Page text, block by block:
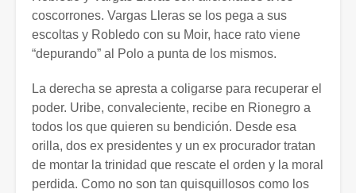
coscorrones. Vargas Lleras se los pega a sus
escoltas y Robledo con su Moir, hace rato viene
“depurando” al Polo a punta de los mismos.
La derecha se apresta a coligarse para recuperar el
poder. Uribe, convaleciente, recibe en Rionegro a
todos los que quieren su bendición. Desde esa
orilla, dos ex presidentes y un ex procurador tratan
de montar la trinidad que rescate el orden y la moral
perdida. Como no son tan quisquillosos como los